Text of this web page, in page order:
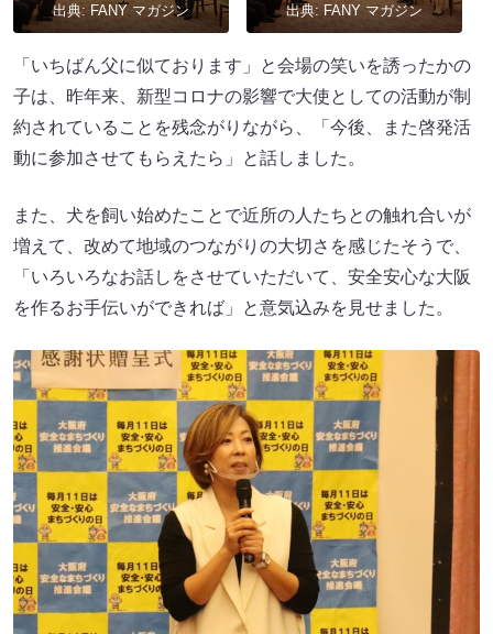
出典: FANY マガジン 出典: FANY マガジン
「いちばん父に似ております」と会場の笑いを誘ったかの
子は、昨年来、新型コロナの影響で大使としての活動が制
約されていることを残念がりながら、「今後、また啓発活
動に参加させてもらえたら」と話しました。
また、犬を飼い始めたことで近所の人たちとの触れ合いが
増えて、改めて地域のつながりの大切さを感じたそうで、
「いろいろなお話しをさせていただいて、安全安心な大阪
を作るお手伝いができれば」と意気込みを見せました。